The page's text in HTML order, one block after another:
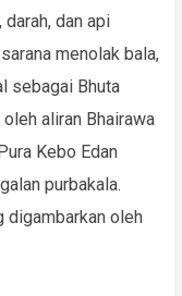
darah, dan api
menolak bala,
sebagai Bhuta
aliran Bhairawa
Kebo Edan
purbakala.
digambarkan oleh